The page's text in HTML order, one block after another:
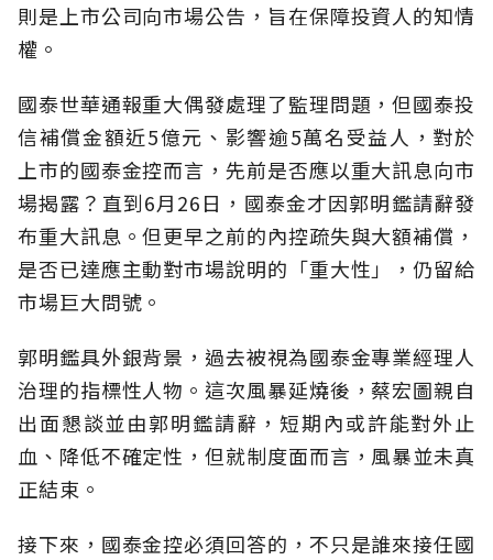
則是上市公司向市場公告，旨在保障投資人的知情
權。
國泰世華通報重大偶發處理了監理問題，但國泰投
信補償金額近5億元、影響逾5萬名受益人，對於
上市的國泰金控而言，先前是否應以重大訊息向市
場揭露？直到6月26日，國泰金才因郭明鑑請辭發
布重大訊息。但更早之前的內控疏失與大額補償，
是否已達應主動對市場說明的「重大性」，仍留給
市場巨大問號。
郭明鑑具外銀背景，過去被視為國泰金專業經理人
治理的指標性人物。這次風暴延燒後，蔡宏圖親自
出面懇談並由郭明鑑請辭，短期內或許能對外止
血、降低不確定性，但就制度面而言，風暴並未真
正結束。
接下來，國泰金控必須回答的，不只是誰來接任國